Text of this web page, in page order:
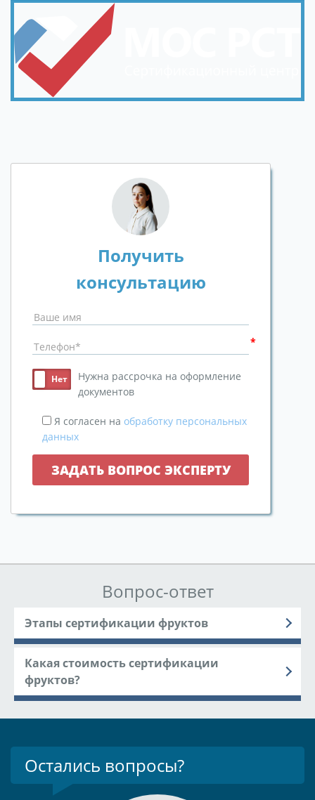
Получить
консультацию
Нужна рассрочка на оформление
документов
Я согласен на обработку персональных
данных
Вопрос-ответ
Этапы сертификации фруктов
Какая стоимость сертификации
фруктов?
Остались вопросы?